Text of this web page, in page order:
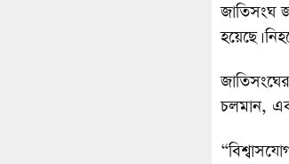
জাতিসংঘ
হয়েছে।
চলমান,